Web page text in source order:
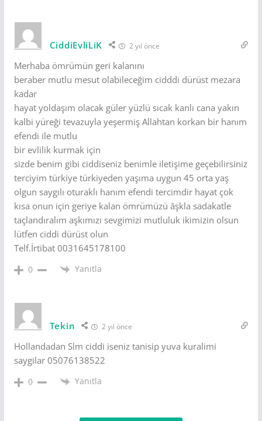
CiddiEvliLiK 2 yıl önce
Merhaba ömrümün geri kalanını
beraber mutlu mesut olabileceğim cidddi dürüst mezara
kadar
hayat yoldaşım olacak güler yüzlü sıcak kanlı cana yakın
kalbi yüreği tevazuyla yeşermiş Allahtan korkan bir hanım
efendi ile mutlu
bir evlilik kurmak için
sizde benim gibi ciddiseniz benimle iletişime geçebilirsiniz
terciyim türkiye türkiyeden yaşıma uygun 45 orta yaş
olgun saygılı oturaklı hanım efendi tercimdir hayat çok
kısa onun için geriye kalan ömrümüzü âşkla sadakatle
taçlandıralım aşkımızı sevgimizi mutluluk ikimizin olsun
lütfen ciddi dürüst olun
Telf.İrtibat 0031645178100
0 Yanıtla
Tekin 2 yıl önce
Hollandadan Slm ciddi iseniz tanisip yuva kuralimi
saygilar 05076138522
0 Yanıtla